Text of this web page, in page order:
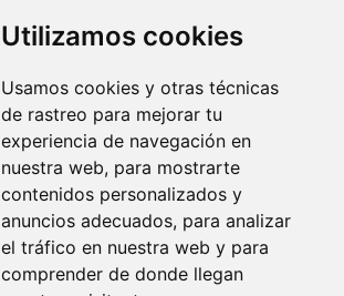
Utilizamos cookies
Usamos cookies y otras técnicas
de rastreo para mejorar tu
experiencia de navegación en
nuestra web, para mostrarte
contenidos personalizados y
anuncios adecuados, para analizar
el tráfico en nuestra web y para
comprender de donde llegan
TAYLOR MADE ORDERS
USUARIO
REGÍSTRATE
ACCEDER
CESTA